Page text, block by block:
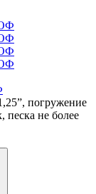
погружение
песка не более